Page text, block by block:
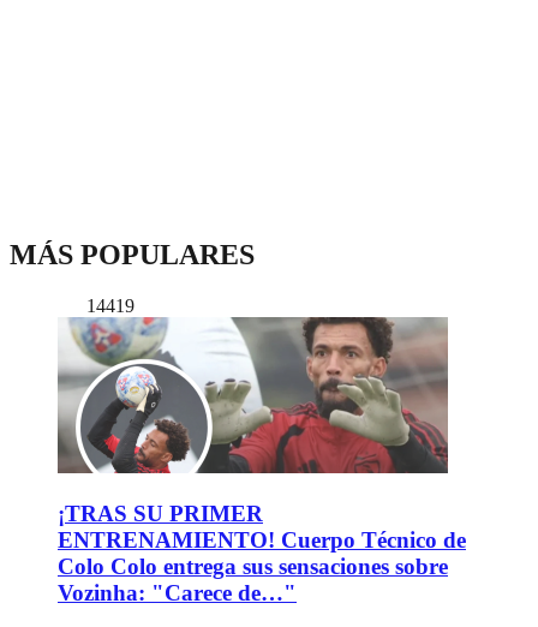
MÁS POPULARES
14419
¡TRAS SU PRIMER
ENTRENAMIENTO! Cuerpo Técnico de
Colo Colo entrega sus sensaciones sobre
Vozinha: "Carece de…"